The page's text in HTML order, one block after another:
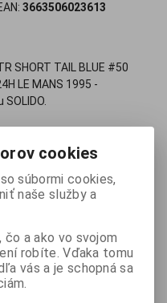
3663506023613
SHORT TAIL BLUE #50
LE MANS 1995 -
do košíka
Strážny pes
cookies
súbormi cookies,
naše služby a
čo a ako vo svojom
robíte. Vďaka tomu
vás a je schopná sa